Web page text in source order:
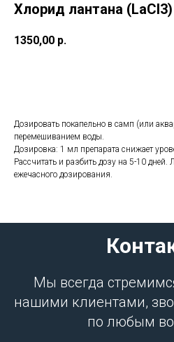
Хлорид лантана (LaCl3)
1350,00 р.
Дозировать покапельно в самп (или
перемешиванием воды.
Дозировка: 1 мл препарата снижает
Рассчитать и разбить дозу на 5-10 дней.
ежечасного дозирования.
Мы всегда
нашими клиентами,
по любым